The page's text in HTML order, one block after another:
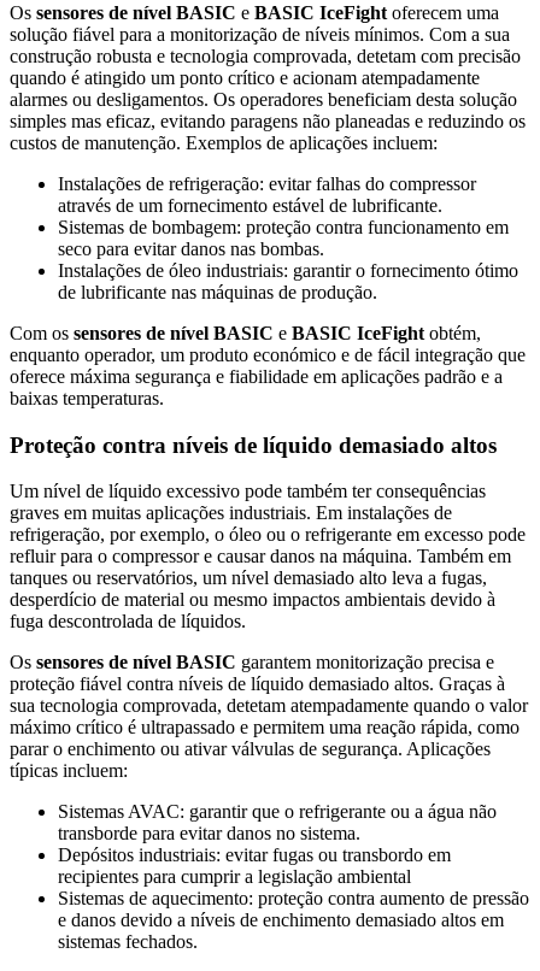
Os sensores de nível BASIC e BASIC IceFight oferecem uma
solução fiável para a monitorização de níveis mínimos. Com a sua
construção robusta e tecnologia comprovada, detetam com precisão
quando é atingido um ponto crítico e acionam atempadamente
alarmes ou desligamentos. Os operadores beneficiam desta solução
simples mas eficaz, evitando paragens não planeadas e reduzindo os
custos de manutenção. Exemplos de aplicações incluem:
Instalações de refrigeração: evitar falhas do compressor
através de um fornecimento estável de lubrificante.
Sistemas de bombagem: proteção contra funcionamento em
seco para evitar danos nas bombas.
Instalações de óleo industriais: garantir o fornecimento ótimo
de lubrificante nas máquinas de produção.
Com os sensores de nível BASIC e BASIC IceFight obtém,
enquanto operador, um produto económico e de fácil integração que
oferece máxima segurança e fiabilidade em aplicações padrão e a
baixas temperaturas.
Proteção contra níveis de líquido demasiado altos
Um nível de líquido excessivo pode também ter consequências
graves em muitas aplicações industriais. Em instalações de
refrigeração, por exemplo, o óleo ou o refrigerante em excesso pode
refluir para o compressor e causar danos na máquina. Também em
tanques ou reservatórios, um nível demasiado alto leva a fugas,
desperdício de material ou mesmo impactos ambientais devido à
fuga descontrolada de líquidos.
Os sensores de nível BASIC garantem monitorização precisa e
proteção fiável contra níveis de líquido demasiado altos. Graças à
sua tecnologia comprovada, detetam atempadamente quando o valor
máximo crítico é ultrapassado e permitem uma reação rápida, como
parar o enchimento ou ativar válvulas de segurança. Aplicações
típicas incluem:
Sistemas AVAC: garantir que o refrigerante ou a água não
transborde para evitar danos no sistema.
Depósitos industriais: evitar fugas ou transbordo em
recipientes para cumprir a legislação ambiental
Sistemas de aquecimento: proteção contra aumento de pressão
e danos devido a níveis de enchimento demasiado altos em
sistemas fechados.